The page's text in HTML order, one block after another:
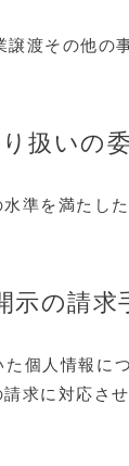
渡その他の
扱いの
準を満たし
示の請求
個人情報に
求に対応さ